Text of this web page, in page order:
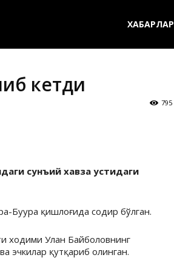
ХАБАРЛАР
кетди
795
сунъий хавза устидаги
Буура қишлоғида содир бўлган.
ходими Улан Байболовнинг
эчкилар қутқариб олинган.